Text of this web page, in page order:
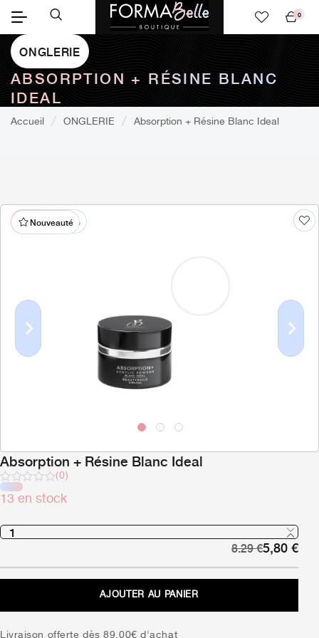
panier
0
ONGLERIE
ABSORPTION + RÉSINE BLANC
IDEAL
Accueil ONGLERIE Absorption + Résine Blanc Ideal
% En promotion
Nouveauté
Previous Next
Absorption + Résine Blanc Ideal
Note
sur
(0)
13 en stock
8.29€Le
prix
initial
8,29 €.
5,80€Le
prix
AJOUTER AU PANIER